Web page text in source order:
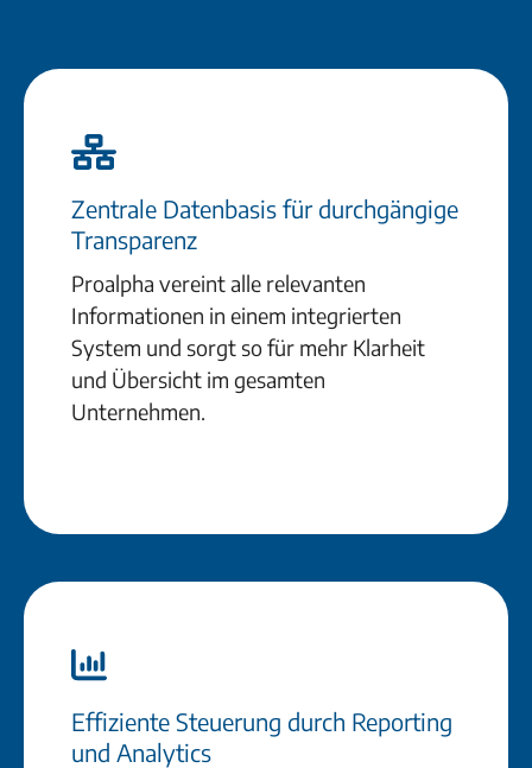
Zentrale Datenbasis für durchgängige
Transparenz
Proalpha vereint alle relevanten
Informationen in einem integrierten
System und sorgt so für mehr Klarheit
und Übersicht im gesamten
Unternehmen.
Effiziente Steuerung durch Reporting
und Analytics